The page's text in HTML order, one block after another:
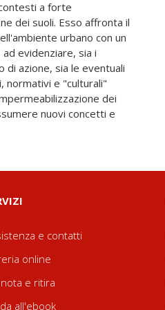
a forte
dei suoli. Esso affronta il
urbano con un
evidenziare, sia i
azione, sia le eventuali
normativi e "culturali"
dei
nuovi concetti e
rigenerarsi dal
'in modo sostenibile' alle
I vari saggi vogliono
idraulici e di
urbano, rispetto alla
e la costruzione di
e contatti
online
e ritira
all'ebook